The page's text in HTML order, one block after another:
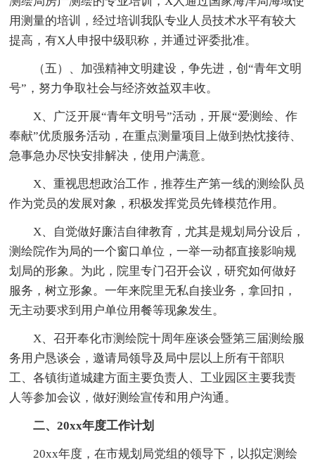
用测量的培训，经过培训我队专业人员技术水平有较大
提高，有X人申报中级职称，并通过评委批准。
（五）、加强精神文明建设，争先进，创“青年文明
号”，努力争取社会与经济效益双丰收。
X、广泛开展“青年文明号”活动，开展“爱测绘、作
奉献”优质服务活动，在重点测量项目上做到热忱接待、
急事急办尽快安排解决，使用户满意。
X、重视思想政治工作，推荐生产第一线的测绘队员
作为党员的发展对象，积极发挥党员先锋模范作用。
X、自觉做好廉洁自律教育，尤其是规划局分设后，
测绘院作为局的一个窗口单位，一举一动都直接影响规
划局的形象。为此，院里专门召开会议，研究如何做好
服务，树立形象。一年来院里无私自接业务，拿回扣，
无主动要求到用户单位用餐等现象发生。
X、召开奉化市测绘院十周年座谈会暨第三届测绘服
务用户恳谈会，邀请局领导及局中层以上所有干部职
工、各镇街道城建方面主要负责人、工业园区主要我责
人等参加会议，做好测绘宣传和用户沟通。
二、20xx年度工作计划
20xx年度，在市规划局党组的领导下，以拟定测绘